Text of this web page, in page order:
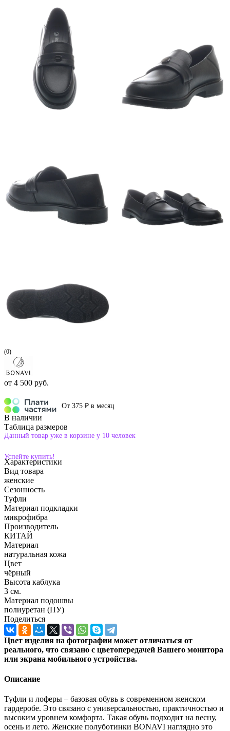
(0)
от 4 500 руб.
От 375 ₽ в месяц
В наличии
Таблица размеров
Данный товар уже в корзине у 10 человек
Успейте купить!
Характеристики
Вид товара
женские
Сезонность
Туфли
Материал подкладки
микрофибра
Производитель
КИТАЙ
Материал
натуральная кожа
Цвет
чёрный
Высота каблука
3 см.
Материал подошвы
полиуретан (ПУ)
Поделиться
Цвет изделия на фотографии может отличаться от
реального, что связано с цветопередачей Вашего монитора
или экрана мобильного устройства.
Описание
Туфли и лоферы – базовая обувь в современном женском
гардеробе. Это связано с универсальностью, практичностью и
высоким уровнем комфорта. Такая обувь подходит на весну,
осень и лето. Женские полуботинки BONAVI наглядно это